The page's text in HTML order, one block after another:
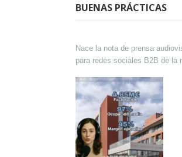
BUENAS PRÁCTICAS
Nace la nota de prensa
para redes sociales B2B de la